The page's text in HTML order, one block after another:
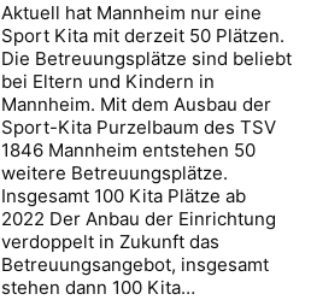
Aktuell hat Mannheim nur eine
Sport Kita mit derzeit 50 Plätzen.
Die Betreuungsplätze sind beliebt
bei Eltern und Kindern in
Mannheim. Mit dem Ausbau der
Sport-Kita Purzelbaum des TSV
1846 Mannheim entstehen 50
weitere Betreuungsplätze.
Insgesamt 100 Kita Plätze ab
2022 Der Anbau der Einrichtung
verdoppelt in Zukunft das
Betreuungsangebot, insgesamt
stehen dann 100 Kita…